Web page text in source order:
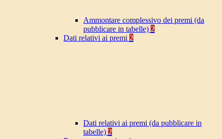
Ammontare complessivo dei premi (da
pubblicare in tabelle) 2
Dati relativi ai premi 2
Dati relativi ai premi (da pubblicare in
tabelle) 2